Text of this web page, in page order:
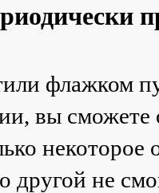
флажком
, вы сможете
некоторое
другой не